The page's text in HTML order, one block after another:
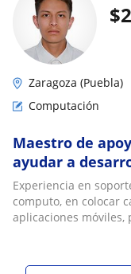
$
Zaragoza (Puebla)
Computación
Maestro de
ayudar a
computación
Experiencia en
computo, en colocar
aplicaciones móviles,